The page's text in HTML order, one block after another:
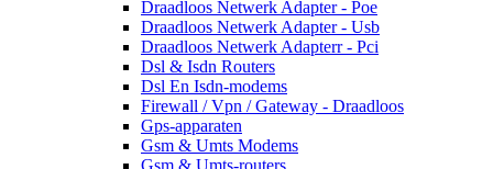
Draadloos Netwerk Adapter - Poe
Draadloos Netwerk Adapter - Usb
Draadloos Netwerk Adapterr - Pci
Dsl & Isdn Routers
Dsl En Isdn-modems
Firewall / Vpn / Gateway - Draadloos
Gps-apparaten
Gsm & Umts Modems
Gsm & Umts-routers